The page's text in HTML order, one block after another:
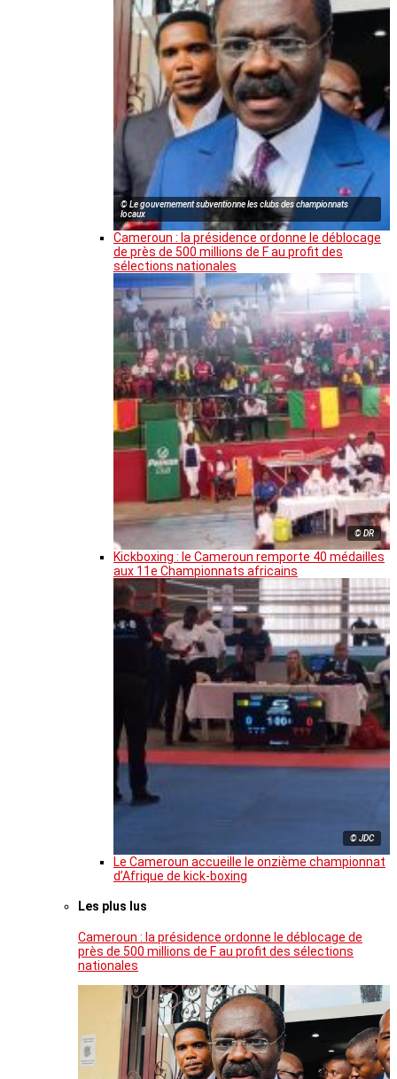
© Le gouvernement subventionne les clubs des championnats
locaux
Cameroun : la présidence ordonne le déblocage
de près de 500 millions de F au profit des
sélections nationales
© DR
Kickboxing : le Cameroun remporte 40 médailles
aux 11e Championnats africains
© JDC
Le Cameroun accueille le onzième championnat
d’Afrique de kick-boxing
Les plus lus
Cameroun : la présidence ordonne le déblocage de
près de 500 millions de F au profit des sélections
nationales